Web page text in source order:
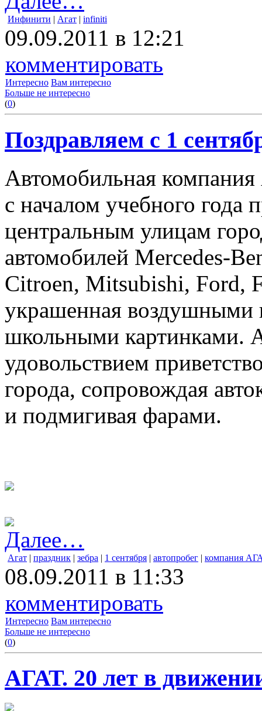
Инфинити | Агат | infiniti
09.09.2011 в 12:21
комментировать
Интересно Вам интересно
Больше не интересно
(0)
Поздравляем с 1
Автомобильная компания
с началом учебного
центральным улицам
автомобилей Mercedes-
Citroen, Mitsubishi, Ford,
украшенная
школьными картинками.
удовольствием
города, сопровождая
и подмигивая фарами.
Далее…
Агат | праздник | зебра | 1 сентября | автопробег | компания
08.09.2011 в 11:33
комментировать
Интересно Вам интересно
Больше не интересно
(0)
АГАТ. 20 лет в